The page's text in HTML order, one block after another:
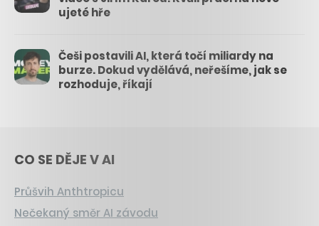
ujeté hře
Češi postavili AI, která točí miliardy na
burze. Dokud vydělává, neřešíme, jak se
rozhoduje, říkají
CO SE DĚJE V AI
Průšvih Anthtropicu
Nečekaný směr AI závodu